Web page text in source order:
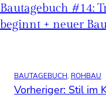
Bautagebuch #14:
beginnt + neuer
BAUTAGEBUCH, ROHBAU
Vorheriger: Stil im